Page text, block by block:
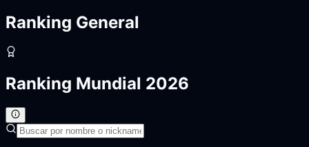
Ranking General
Ranking Mundial 2026